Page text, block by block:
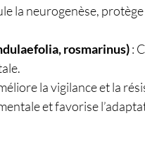
la neurogenèse,
rosmarinus) :
la vigilance et la
et favorise